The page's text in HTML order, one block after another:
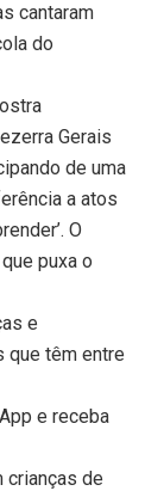
cantaram
do
Gerais
de uma
a atos
O
puxa o
e
que têm entre
e receba
crianças de